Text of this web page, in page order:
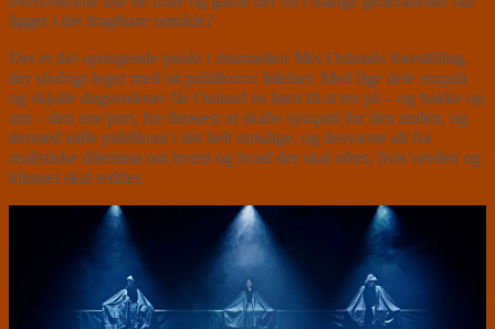
ligget i det frugtbare område?
Det er det springende punkt i dramatiker Mei Oulunds forestilling,
der sindrigt leger med sit publikums følelser. Med lige dele empati
og skjulte dagsordener får Oulund os først til at tro på – og bakke op
om – den ene part, for dernæst at skabe sympati for den anden, og
dermed stille publikum i det helt umulige, og desværre alt for
realistiske dilemma om hvem og hvad der skal ofres, hvis verden og
klimaet skal reddes.